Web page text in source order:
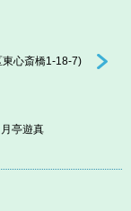
東心斎橋1-18-7)
亭遊真